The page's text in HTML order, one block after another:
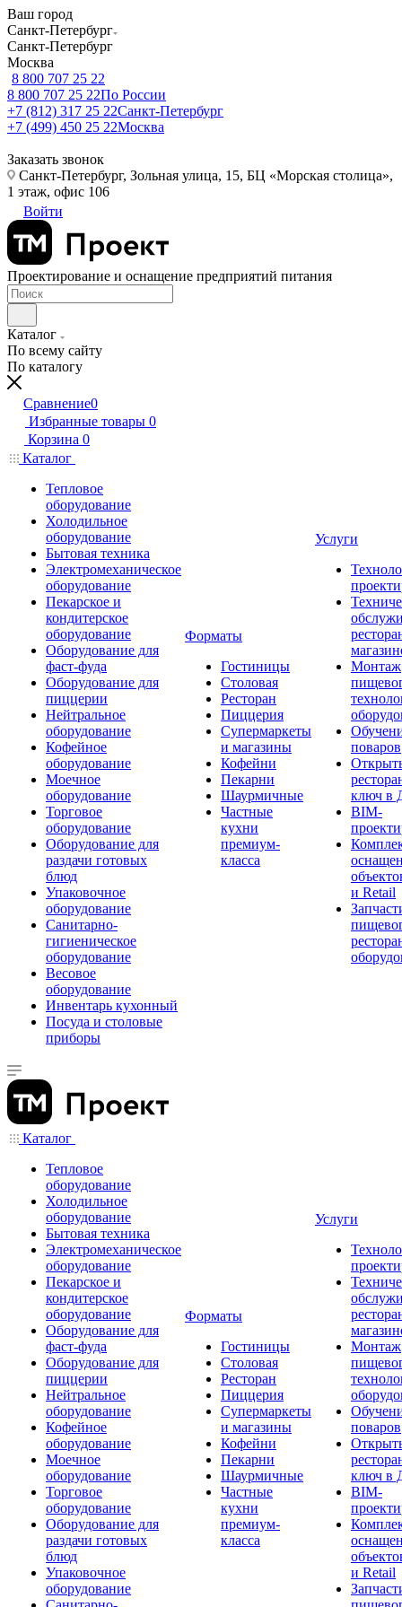
Ваш город
Санкт-Петербург
Санкт-Петербург
Москва
8 800 707 25 22
8 800 707 25 22По России
+7 (812) 317 25 22Санкт-Петербург
+7 (499) 450 25 22Москва
Заказать звонок
Санкт-Петербург, Зольная улица, 15, БЦ «Морская столица»,
1 этаж, офис 106
Войти
Проектирование и оснащение предприятий питания
Каталог
По всему сайту
По каталогу
Сравнение0
Избранные товары 0
Корзина 0
Каталог
Тепловое
оборудование
Холодильное
оборудование
Бытовая техника
Электромеханическое
оборудование
Пекарское и
кондитерское
оборудование
Оборудование для
фаст-фуда
Оборудование для
пиццерии
Нейтральное
оборудование
Кофейное
оборудование
Моечное
оборудование
Торговое
оборудование
Оборудование для
раздачи готовых
блюд
Упаковочное
оборудование
Санитарно-
гигиеническое
оборудование
Весовое
оборудование
Инвентарь кухонный
Посуда и столовые
приборы
Форматы
Гостиницы
Столовая
Ресторан
Пиццерия
Супермаркеты
и магазины
Кофейни
Пекарни
Шаурмичные
Частные
кухни
премиум-
класса
Услуги
Монтаж
поваров
ключ в
BIM-
и Retail
Каталог
Тепловое
оборудование
Холодильное
оборудование
Бытовая техника
Электромеханическое
оборудование
Пекарское и
кондитерское
оборудование
Оборудование для
фаст-фуда
Оборудование для
пиццерии
Нейтральное
оборудование
Кофейное
оборудование
Моечное
оборудование
Торговое
оборудование
Оборудование для
раздачи готовых
блюд
Упаковочное
оборудование
Форматы
Гостиницы
Столовая
Ресторан
Пиццерия
Супермаркеты
и магазины
Кофейни
Пекарни
Шаурмичные
Частные
кухни
премиум-
класса
Услуги
Монтаж
поваров
ключ в
BIM-
и Retail